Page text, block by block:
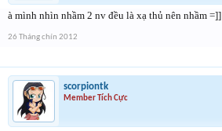
à mình nhìn nhầm 2 nv đều là xạ thủ nên nhầm =]]
26 Tháng chín 2012
scorpiontk
Member Tích Cực